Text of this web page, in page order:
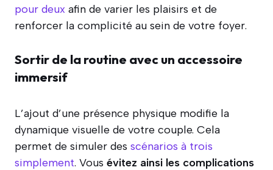
pour deux afin de varier les plaisirs et de
renforcer la complicité au sein de votre foyer.
Sortir de la routine avec un accessoire
immersif
L’ajout d’une présence physique modifie la
dynamique visuelle de votre couple. Cela
permet de simuler des scénarios à trois
simplement. Vous évitez ainsi les complications